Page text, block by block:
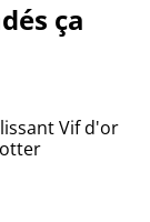
ça
Vif d'or